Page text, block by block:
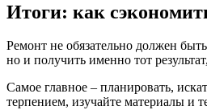
Итоги: как
Ремонт не обязательно должен
но и получить именно тот
Самое главное – планировать,
терпением, изучайте материалы и